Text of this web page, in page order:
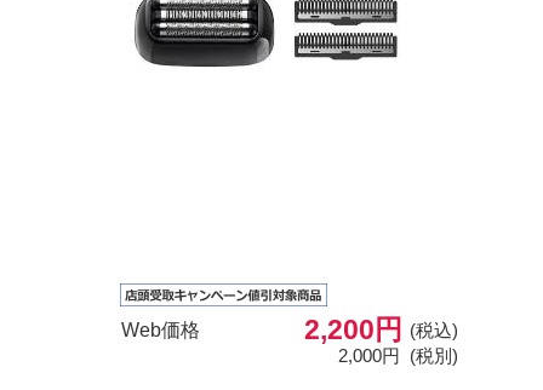
Web価格 2,200円
(税込)
2,000円 (税別)